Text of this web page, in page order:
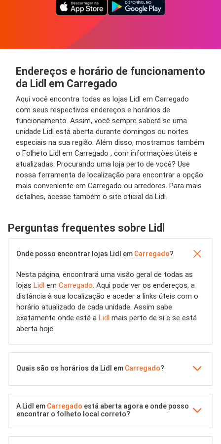
Endereços e horário de funcionamento
da Lidl em Carregado
Aqui você encontra todas as lojas Lidl em Carregado
com seus respectivos endereços e horários de
funcionamento. Assim, você sempre saberá se uma
unidade Lidl está aberta durante domingos ou noites
especiais na sua região. Além disso, mostramos também
o Folheto Lidl em Carregado , com informações úteis e
atualizadas. Procurando uma loja perto de você? Use
nossa ferramenta de localização para encontrar a opção
mais conveniente em Carregado ou arredores. Para mais
detalhes, acesse também o site oficial da Lidl.
Perguntas frequentes sobre Lidl
Onde posso encontrar lojas Lidl em Carregado?
Nesta página, encontrará uma visão geral de todas as
lojas Lidl em Carregado. Aqui pode ver os endereços, a
distância à sua localização e aceder a links úteis com o
horário atualizado de cada unidade. Assim sabe
exatamente onde está a Lidl mais perto de si e se está
aberta hoje.
Quais são os horários da Lidl em Carregado?
A Lidl em Carregado está aberta agora e onde posso
encontrar o folheto local correto?